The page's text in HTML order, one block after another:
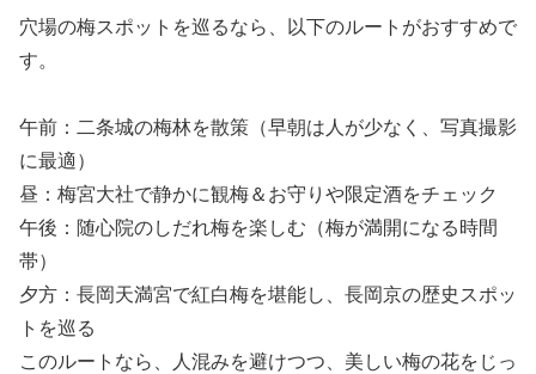
穴場の梅スポットを巡るなら、以下のルートがおすすめで
す。
午前：二条城の梅林を散策（早朝は人が少なく、写真撮影
に最適）
昼：梅宮大社で静かに観梅＆お守りや限定酒をチェック
午後：随心院のしだれ梅を楽しむ（梅が満開になる時間
帯）
夕方：長岡天満宮で紅白梅を堪能し、長岡京の歴史スポッ
トを巡る
このルートなら、人混みを避けつつ、美しい梅の花をじっ